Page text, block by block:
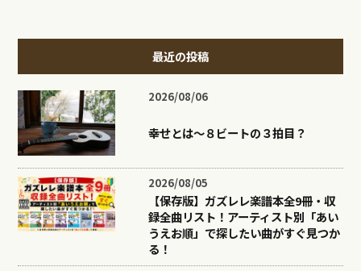
最近の投稿
2026/08/06
幸せとは〜８ビートの３拍目？
2026/08/05
【保存版】ガズレレ楽譜本全9冊・収
録全曲リスト！アーティスト別「あい
うえお順」で探したい曲がすぐ見つか
る！